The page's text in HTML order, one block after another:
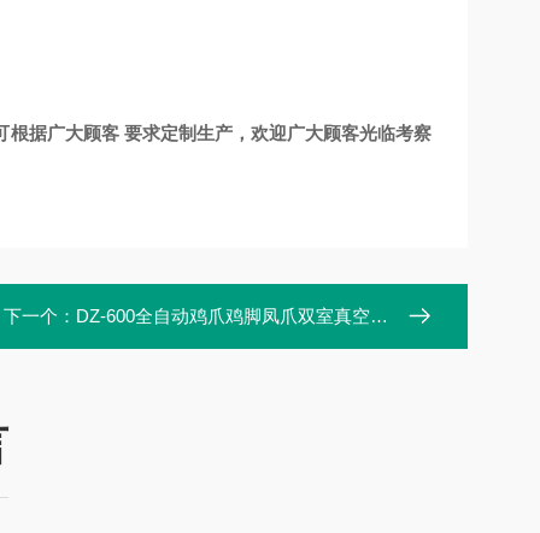
根据广大顾客 要求定制生产，欢迎广大顾客光临考察
下一个： DZ-600全自动鸡爪鸡脚凤爪双室真空包装机